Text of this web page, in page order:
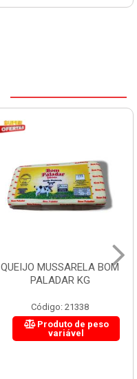
QUEIJO MUSSARELA BOM
PALADAR KG
Código: 21338
Produto de peso
variável